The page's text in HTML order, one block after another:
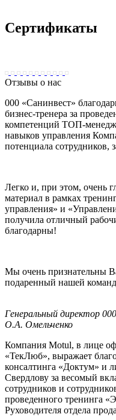
Сертификаты
Отзывы о нас
000 «Санинвест»
бизнес-тренера за
компетенций ТОП-
навыков управления
потенциала
Легко и, при этом, очень
материал в рамках
управления» и
получила отличный
благодарны!
Мы очень признательны
подаренный нашей
Генеральный директор
О.А. Омельченко
Компания Motul, в лице
«ТекЛюб», выражает
консалтинга «Доктум» и
Свердлову за весомый
сотрудников и
проведенного тренинга
Руховодителя отдела